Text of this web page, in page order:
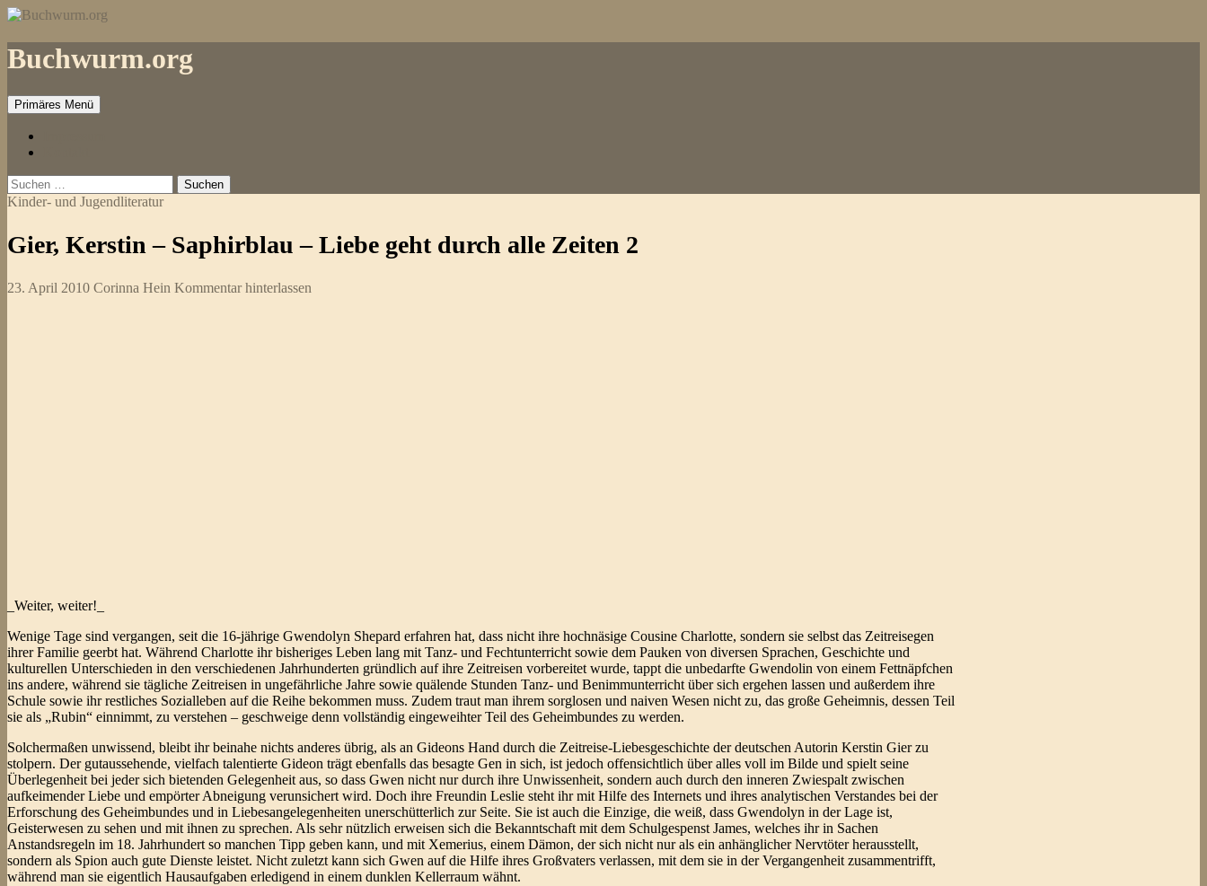
Zum
springen
Buchwurm.org
Primäres Menü
Suchen
nach:
Kinder- und Jugendliteratur
Gier, Kerstin – Saphirblau – Liebe geht durch alle Zeiten 2
23. April 2010 Corinna Hein Kommentar hinterlassen
_Weiter, weiter!_
Wenige Tage sind vergangen, seit die 16-jährige Gwendolyn Shepard erfahren hat, dass nicht ihre hochnäsige Cousine Charlotte, sondern sie selbst das Zeitreisegen
ihrer Familie geerbt hat. Während Charlotte ihr bisheriges Leben lang mit Tanz- und Fechtunterricht sowie dem Pauken von diversen Sprachen, Geschichte und
kulturellen Unterschieden in den verschiedenen Jahrhunderten gründlich auf ihre Zeitreisen vorbereitet wurde, tappt die unbedarfte Gwendolin von einem Fettnäpfchen
ins andere, während sie tägliche Zeitreisen in ungefährliche Jahre sowie quälende Stunden Tanz- und Benimmunterricht über sich ergehen lassen und außerdem ihre
Schule sowie ihr restliches Sozialleben auf die Reihe bekommen muss. Zudem traut man ihrem sorglosen und naiven Wesen nicht zu, das große Geheimnis, dessen Teil
sie als „Rubin“ einnimmt, zu verstehen – geschweige denn vollständig eingeweihter Teil des Geheimbundes zu werden.
Solchermaßen unwissend, bleibt ihr beinahe nichts anderes übrig, als an Gideons Hand durch die Zeitreise-Liebesgeschichte der deutschen Autorin Kerstin Gier zu
stolpern. Der gutaussehende, vielfach talentierte Gideon trägt ebenfalls das besagte Gen in sich, ist jedoch offensichtlich über alles voll im Bilde und spielt seine
Überlegenheit bei jeder sich bietenden Gelegenheit aus, so dass Gwen nicht nur durch ihre Unwissenheit, sondern auch durch den inneren Zwiespalt zwischen
aufkeimender Liebe und empörter Abneigung verunsichert wird. Doch ihre Freundin Leslie steht ihr mit Hilfe des Internets und ihres analytischen Verstandes bei der
Erforschung des Geheimbundes und in Liebesangelegenheiten unerschütterlich zur Seite. Sie ist auch die Einzige, die weiß, dass Gwendolyn in der Lage ist,
Geisterwesen zu sehen und mit ihnen zu sprechen. Als sehr nützlich erweisen sich die Bekanntschaft mit dem Schulgespenst James, welches ihr in Sachen
Anstandsregeln im 18. Jahrhundert so manchen Tipp geben kann, und mit Xemerius, einem Dämon, der sich nicht nur als ein anhänglicher Nervtöter herausstellt,
sondern als Spion auch gute Dienste leistet. Nicht zuletzt kann sich Gwen auf die Hilfe ihres Großvaters verlassen, mit dem sie in der Vergangenheit zusammentrifft,
während man sie eigentlich Hausaufgaben erledigend in einem dunklen Kellerraum wähnt.